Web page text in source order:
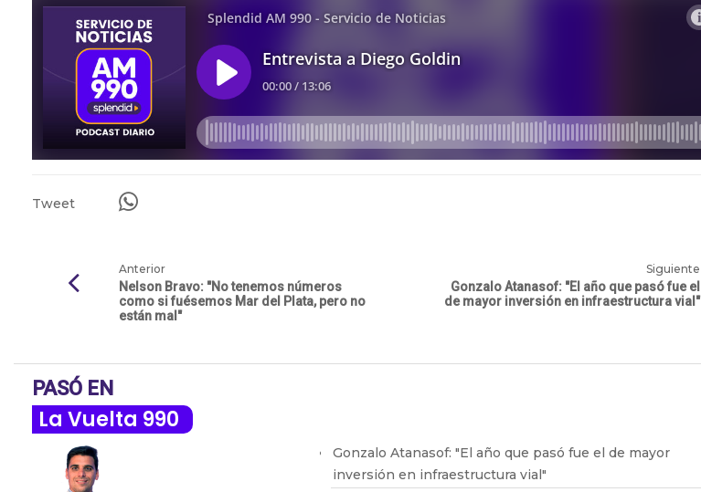
Tweet
Anterior
Nelson Bravo: "No tenemos números
como si fuésemos Mar del Plata, pero no
están mal"
Siguiente
Gonzalo Atanasof: "El año que pasó fue el
de mayor inversión en infraestructura vial"
PASÓ EN
La Vuelta 990
Gonzalo Atanasof: "El año que pasó fue el de mayor
inversión en infraestructura vial"